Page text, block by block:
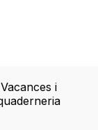
Vacances i